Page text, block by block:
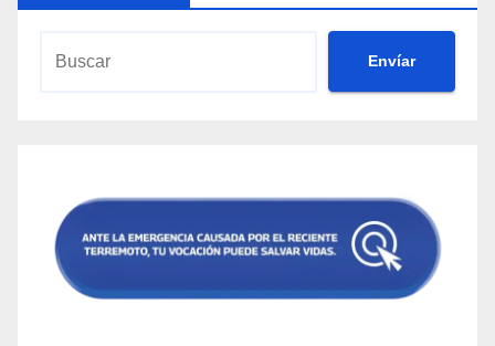
Envíar